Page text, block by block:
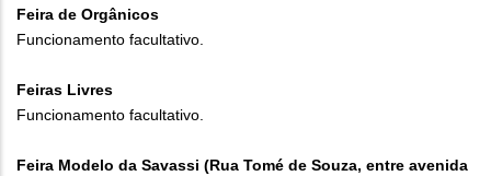
Feira de Orgânicos
Funcionamento facultativo.
Feiras Livres
Funcionamento facultativo.
Feira Modelo da Savassi (Rua Tomé de Souza, entre avenida